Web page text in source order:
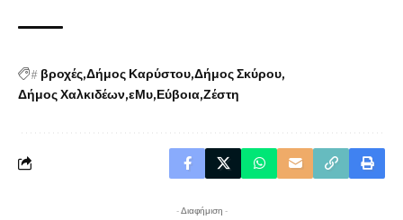
# βροχές Δήμος Καρύστου Δήμος Σκύρου
Δήμος Χαλκιδέων εΜυ Εύβοια Ζέστη
- Διαφήμιση -